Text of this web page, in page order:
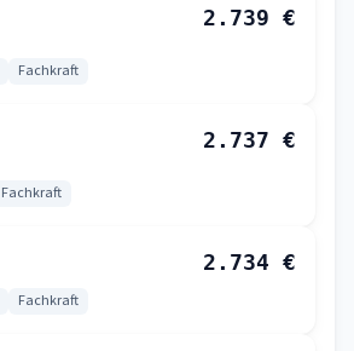
2.739 €
Fachkraft
2.737 €
Fachkraft
2.734 €
Fachkraft